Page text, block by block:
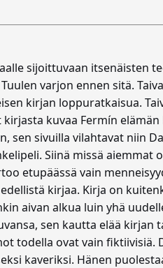
sijoittuvaan itsenäisten
varjon ennen sitä.
kirjan loppuratkaisua.
kuvaa Fermín
sen sivuilla vilahtavat niin
Siinä missä aiemmat
etupäässä vain
kirjaa. Kirja on
aivan alkua luin yhä
sen kautta elää kirjan
todella ovat vain fiktiivisiä.
kaveriksi. Hänen